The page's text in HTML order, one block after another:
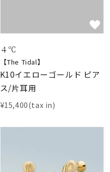
４℃
【The Tidal】
K10イエローゴールド ピア
ス/片耳用
¥15,400(tax in)